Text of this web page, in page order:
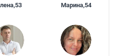
,53 Марина,54